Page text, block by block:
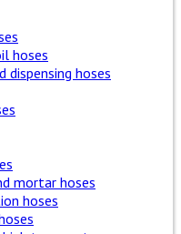
hoses
dispensing hoses
mortar hoses
hoses